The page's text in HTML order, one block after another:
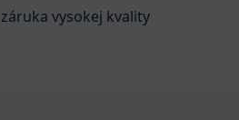
záruka vysokej kvality